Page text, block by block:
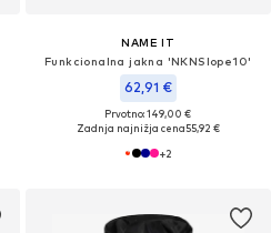
NAME IT
Funkcionalna jakna 'NKNSlope10'
62,91 €
Prvotno: 149,00 €
Zadnja najnižja cena55,92 €
+2